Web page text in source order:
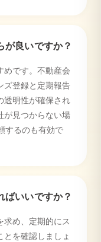
が良いですか？
めです。不動産会
ズ登録と定期報告
透明性が確保され
が見つからない場
するのも有効で
ばいいですか？
求め、定期的にス
を確認しましょ